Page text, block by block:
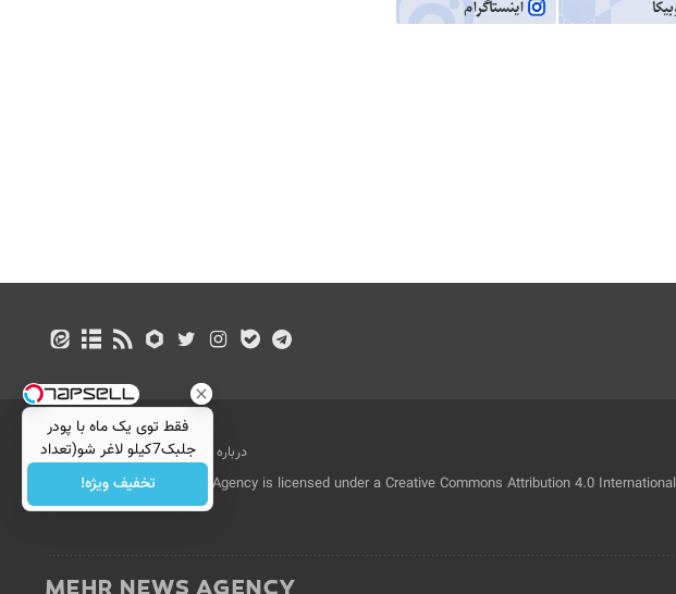
درباره ما تماس با ما
بازرگانی
All Content by Mehr News Agency is licensed under a Creative Commons Attribution 4.0 International
License.
فقط توی یک ماه با پودر
جلبک7کیلو لاغر شو(تعداد
محدود)
تخفیف ویژه!